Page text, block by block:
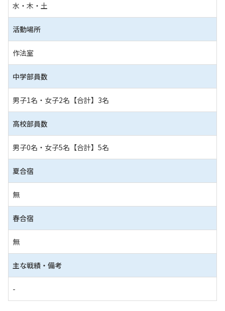
水・木・土
活動場所
作法室
中学部員数
男子1名・女子2名【合計】3名
高校部員数
男子0名・女子5名【合計】5名
夏合宿
無
春合宿
無
主な戦績・備考
-